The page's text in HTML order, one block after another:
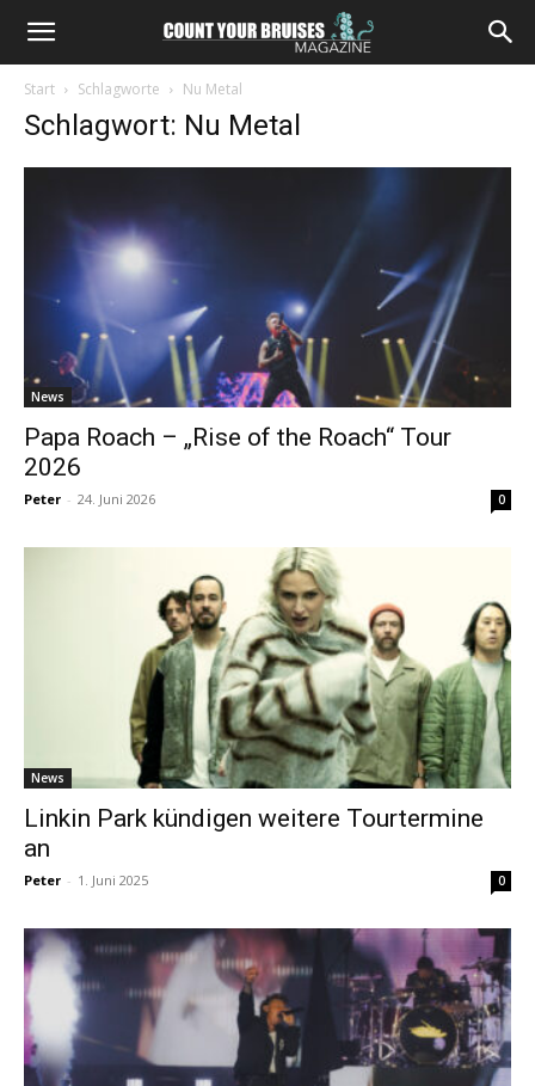
Start Schlagworte Nu Metal
Schlagwort: Nu Metal
News
Papa Roach – „Rise of the Roach“ Tour
2026
Peter - 24. Juni 2026 0
News
Linkin Park kündigen weitere Tourtermine
an
Peter - 1. Juni 2025 0